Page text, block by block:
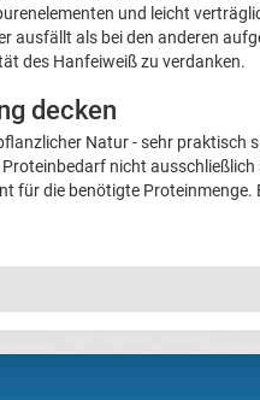
und leicht
ausfällt als bei den anderen
des Hanfeiweiß zu verdanken.
decken
Natur - sehr praktisch
nicht ausschließlich
für die benötigte